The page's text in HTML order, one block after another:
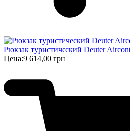
Рюкзак туристический Deuter
Цена:9 614,00 грн